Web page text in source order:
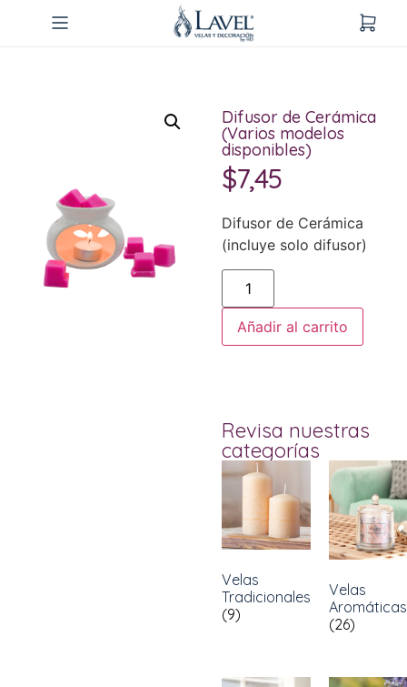
Difusor de Cerámica
(Varios modelos
disponibles)
$7,45
Difusor de Cerámica
(incluye solo difusor)
Añadir al carrito
Revisa nuestras
categorías
Velas
Tradicionales
(9)
Velas
Aromáticas
(26)